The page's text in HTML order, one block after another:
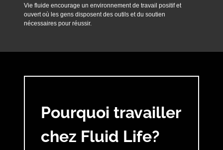
Vie fluide encourage un environnement de travail positif et
ouvert où les gens disposent des outils et du soutien
nécessaires pour réussir.
Pourquoi travailler
chez Fluid Life?